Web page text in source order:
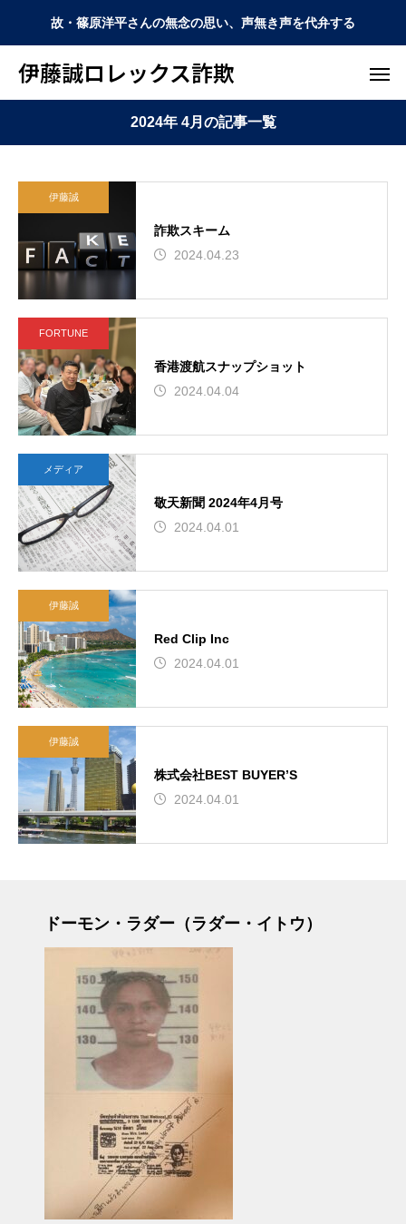
故・篠原洋平さんの無念の思い、声無き声を代弁する
伊藤誠ロレックス詐欺
2024年 4月の記事一覧
伊藤誠
詐欺スキーム
2024.04.23
FORTUNE
香港渡航スナップショット
2024.04.04
メディア
敬天新聞 2024年4月号
2024.04.01
伊藤誠
Red Clip Inc
2024.04.01
伊藤誠
株式会社BEST BUYER’S
2024.04.01
ドーモン・ラダー（ラダー・イトウ）